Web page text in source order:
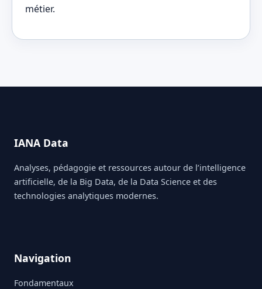
métier.
IANA Data
Analyses, pédagogie et ressources autour de l’intelligence
artificielle, de la Big Data, de la Data Science et des
technologies analytiques modernes.
Navigation
Fondamentaux